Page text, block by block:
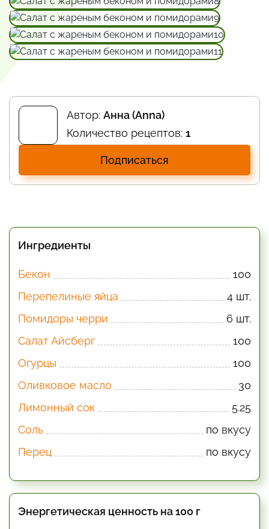
Автор: Анна (Anna)
Количество рецептов: 1
Подписаться
Ингредиенты
Бекон
100
Перепелиные яйца
4 шт.
Помидоры черри
6 шт.
Салат Айсберг
100
Огурцы
100
Оливковое масло
30
Лимонный сок
5.25
Соль
по вкусу
Перец
по вкусу
Энергетическая ценность на 100 г